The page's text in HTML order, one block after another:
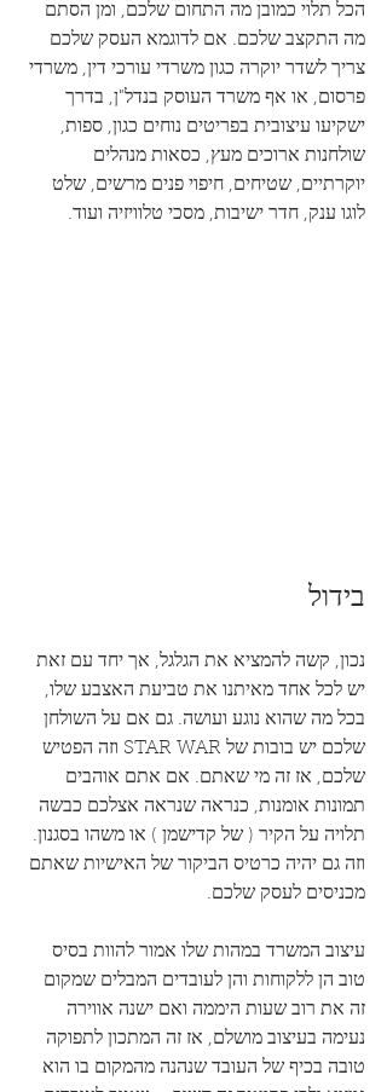
הכל תלוי כמובן מה התחום שלכם, ומן הסתם
מה התקצב שלכם. אם לדוגמא העסק שלכם
צריך לשדר יוקרה כגון משרדי עורכי דין, משרדי
פרסום, או אף משרד העוסק בנדל"ן, בדרך
ישקיעו עיצובית בפריטים נוחים כגון, ספות,
שולחנות ארוכים מעץ, כסאות מנהלים
יוקרתיים, שטיחים, חיפוי פנים מרשים, שלט
לוגו ענק, חדר ישיבות, מסכי טלוויזיה ועוד.
בידול
נכון, קשה להמציא את הגלגל, אך יחד עם זאת
יש לכל אחד מאיתנו את טביעת האצבע שלו,
בכל מה שהוא נוגע ועושה. גם אם על השולחן
שלכם יש בובות של STAR WAR וזה הפטיש
שלכם, אז זה מי שאתם. אם אתם אוהבים
תמונות אומנות, כנראה שנראה אצלכם כבשה
תלויה על הקיר ( של קדישמן ) או משהו בסגנון.
וזה גם יהיה כרטיס הביקור של האישיות שאתם
מכניסים לעסק שלכם.
עיצוב המשרד במהות שלו אמור להוות בסיס
טוב הן ללקוחות והן לעובדים המבלים שמקום
זה את רוב שעות היממה ואם ישנה אווירה
נעימה בעיצוב מושלם, אז זה המתכון לתפוקה
טובה בכיף של העובד שנהנה מהמקום בו הוא